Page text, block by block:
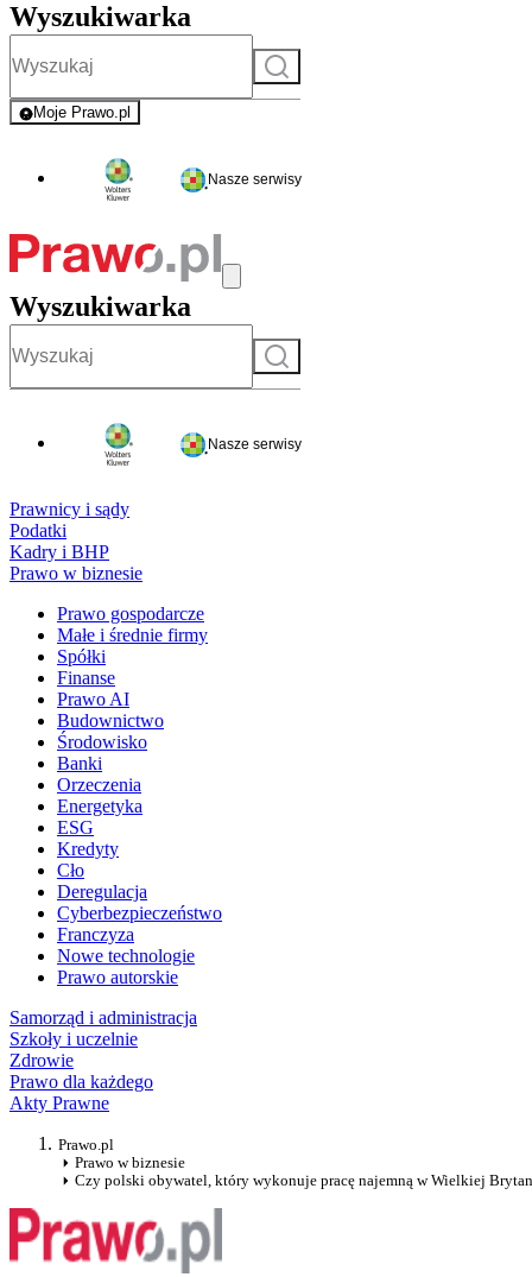
Wyszukiwarka
Szukaj
Moje Prawo.pl
- rejestracja i logowanie do serwisu
Nasze serwisy
Wyszukiwarka
Szukaj
Nasze serwisy
Prawnicy i sądy
Podatki
Kadry i BHP
Prawo w biznesie
Prawo gospodarcze
Małe i średnie firmy
Spółki
Finanse
Prawo AI
Budownictwo
Środowisko
Banki
Orzeczenia
Energetyka
ESG
Kredyty
Cło
Deregulacja
Cyberbezpieczeństwo
Franczyza
Nowe technologie
Prawo autorskie
Samorząd i administracja
Szkoły i uczelnie
Zdrowie
Prawo dla każdego
Akty Prawne
Prawo.pl
Prawo w biznesie
Czy polski obywatel, który wykonuje pracę najemną w Wielkiej